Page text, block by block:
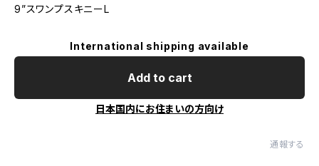
9”スワンプスキニーL
International shipping available
Add to cart
日本国内にお住まいの方向け
通報する